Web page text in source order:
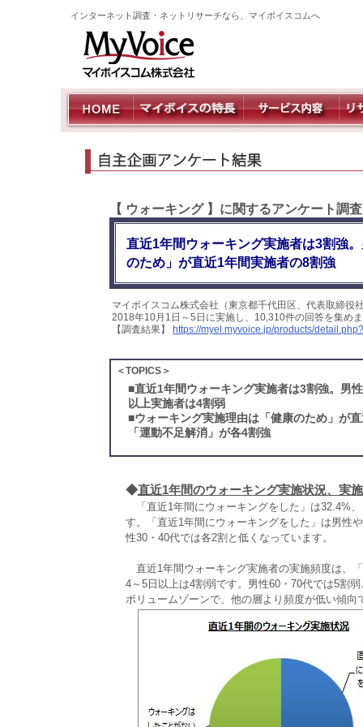
インターネット調査・ネットリサーチなら、マイボイスコムへ
【 ウォーキング 】に関するアンケート調査
直近1年間ウォーキング実施者は3割強
のため」が直近1年間実施者の8割強
マイボイスコム株式会社（東京都千代田区、代表取締役
2018年10月1日～5日に実施し、10,310件の回答を集め
【調査結果】
https://myel.myvoice.jp/products/
＜TOPICS＞
■直近1年間ウォーキング実施者は3割強。男
以上実施者は4割弱
■ウォーキング実施理由は「健康のため」が
「運動不足解消」が各4割強
◆直近1年間のウォーキング実施状況、実
「直近1年間にウォーキングをした」は32.4%
す。「直近1年間にウォーキングをした」は男性
性30・40代では各2割と低くなっています。
直近1年間ウォーキング実施者の実施頻度は、
4～5日以上は4割弱です。男性60・70代では5割
ボリュームゾーンで、他の層より頻度が低い傾向